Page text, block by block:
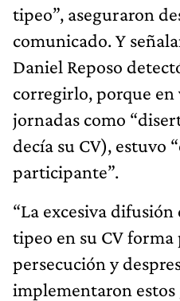
tipeo”, aseguraron
comunicado. Y
Daniel Reposo
corregirlo, porque en
jornadas como
decía su CV), estuvo
participante”.
“La excesiva
tipeo en su CV
persecución y
implementaron